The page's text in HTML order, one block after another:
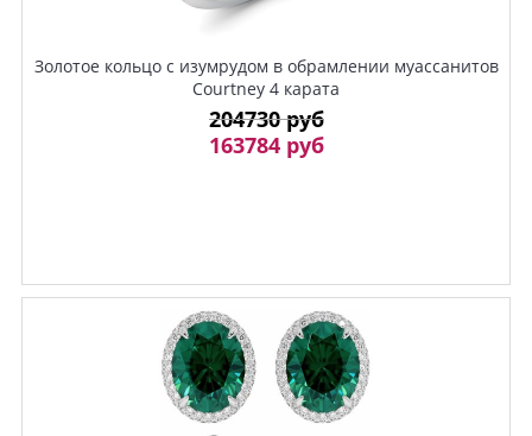
Золотое кольцо с изумрудом в обрамлении муассанитов
Courtney 4 карата
204730 руб
163784 руб